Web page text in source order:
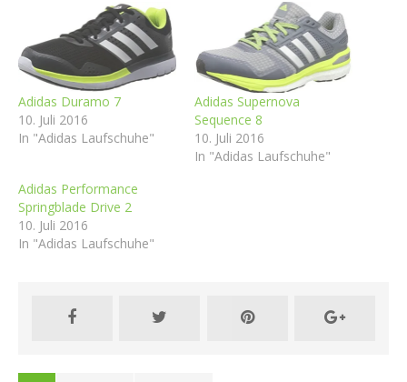
Adidas Duramo 7
10. Juli 2016
In "Adidas Laufschuhe"
Adidas Supernova
Sequence 8
10. Juli 2016
In "Adidas Laufschuhe"
Adidas Performance
Springblade Drive 2
10. Juli 2016
In "Adidas Laufschuhe"